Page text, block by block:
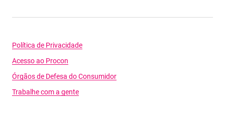
Política de Privacidade
Acesso ao Procon
Órgãos de Defesa do Consumidor
Trabalhe com a gente